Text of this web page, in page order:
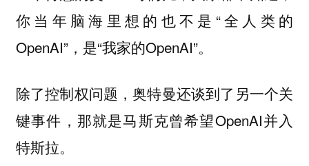
你当年脑海里想的也不是“全人类的
OpenAI”，是“我家的OpenAI”。
除了控制权问题，奥特曼还谈到了另一个关
键事件，那就是马斯克曾希望OpenAI并入
特斯拉。